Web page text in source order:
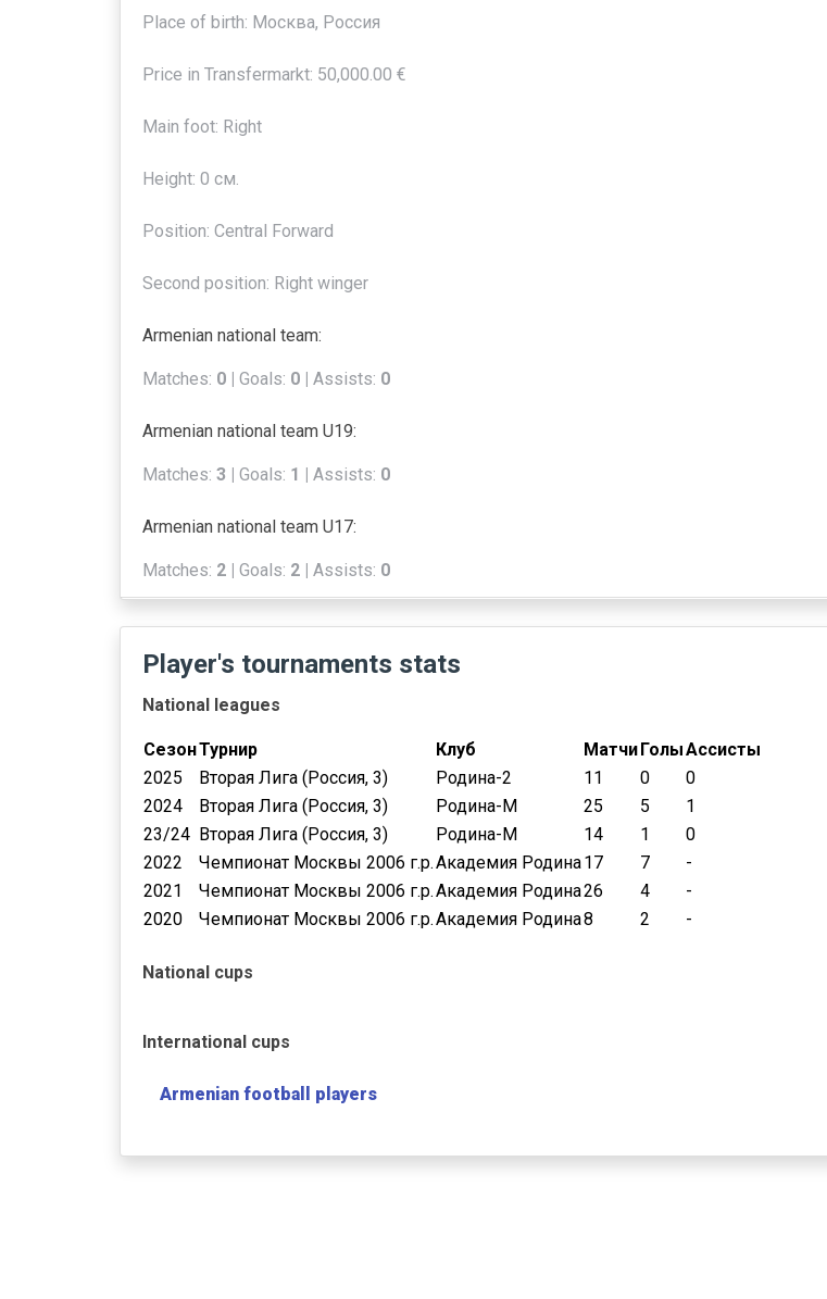
Place of birth: Москва, Россия
Price in Transfermarkt: 50,000.00 €
Main foot: Right
Height: 0 см.
Position: Central Forward
Second position: Right winger
Armenian national team:
Matches: 0 | Goals: 0 | Assists: 0
Armenian national team U19:
Matches: 3 | Goals: 1 | Assists: 0
Armenian national team U17:
Matches: 2 | Goals: 2 | Assists: 0
Player's tournaments stats
National leagues
СезонТурнир Клуб Матчи ГолыАссисты
2025
Вторая Лига (Россия, 3) Родина-2 11 0
0
2024
Вторая Лига (Россия, 3) Родина-М 25 5
1
23/24 Вторая Лига (Россия, 3) Родина-М 14 1
0
2022
Чемпионат Москвы 2006 г.р.Академия Родина17 7
-
2021
Чемпионат Москвы 2006 г.р.Академия Родина26 4
-
2020
Чемпионат Москвы 2006 г.р.Академия Родина8 2 -
National cups
International cups
Armenian football players